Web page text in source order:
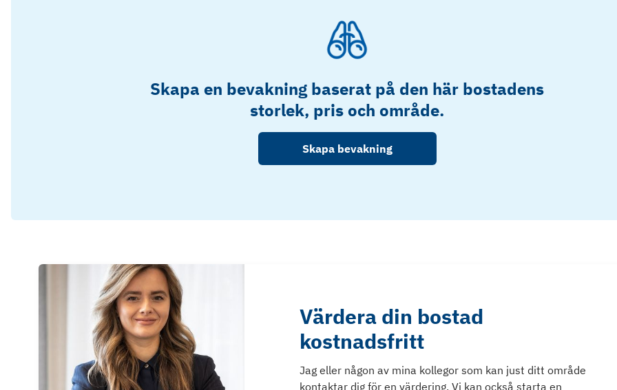
Skapa en bevakning baserat på den här bostadens
storlek, pris och område.
Skapa bevakning
Värdera din bostad
kostnadsfritt
Jag eller någon av mina kollegor som kan just ditt område
kontaktar dig för en värdering. Vi kan också starta en